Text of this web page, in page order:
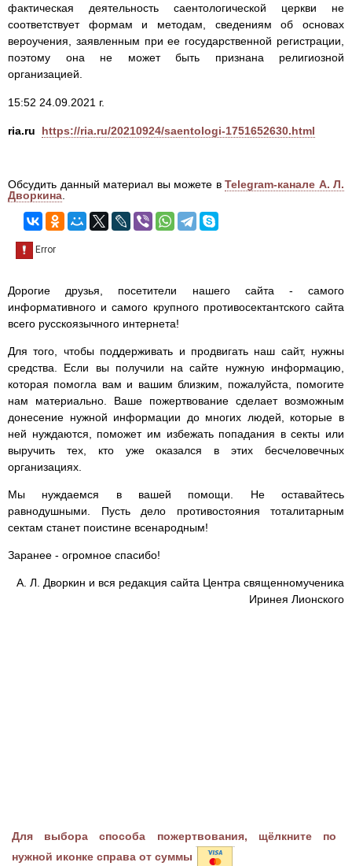
фактическая деятельность саентологической церкви не
соответствует формам и методам, сведениям об основах
вероучения, заявленным при ее государственной регистрации,
поэтому она не может быть признана религиозной
организацией.
15:52 24.09.2021 г.
ria.ru https://ria.ru/20210924/saentologi-1751652630.html
Обсудить данный материал вы можете в Telegram-канале А. Л.
Дворкина
Дорогие друзья, посетители нашего сайта - самого
информативного и самого крупного противосектантского сайта
всего русскоязычного интернета!
Для того, чтобы поддерживать и продвигать наш сайт, нужны
средства. Если вы получили на сайте нужную информацию,
которая помогла вам и вашим близким, пожалуйста, помогите
нам материально. Ваше пожертвование сделает возможным
донесение нужной информации до многих людей, которые в
ней нуждаются, поможет им избежать попадания в секты или
выручить тех, кто уже оказался в этих бесчеловечных
организациях.
Мы нуждаемся в вашей помощи. Не оставайтесь
равнодушными. Пусть дело противостояния тоталитарным
сектам станет поистине всенародным!
Заранее - огромное спасибо!
А. Л. Дворкин и вся редакция сайта Центра священномученика
Иринея Лионского
Для выбора способа пожертвования, щёлкните по
нужной иконке справа от суммы